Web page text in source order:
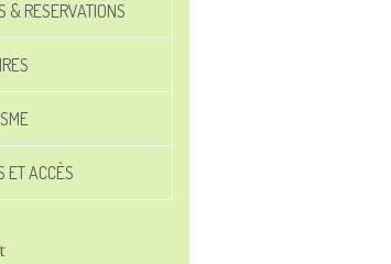
& RESERVATIONS
ET ACCÈS